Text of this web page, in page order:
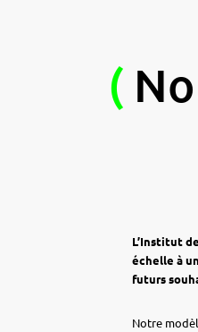
(
L’Institut
échelle à
futurs
Notre